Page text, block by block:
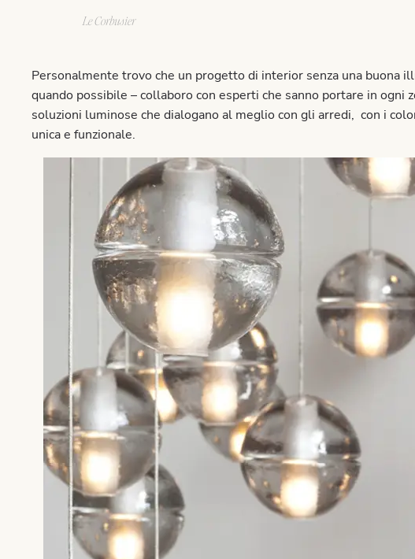
Le Corbusier
Personalmente trovo che un progetto di interior senza una buona
quando possibile – collaboro con esperti che sanno portare in ogni
soluzioni luminose che dialogano al meglio con gli arredi, con i
unica e funzionale.